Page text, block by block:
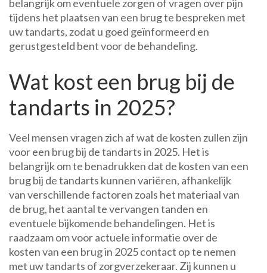
belangrijk om eventuele zorgen of vragen over pijn
tijdens het plaatsen van een brug te bespreken met
uw tandarts, zodat u goed geïnformeerd en
gerustgesteld bent voor de behandeling.
Wat kost een brug bij de
tandarts in 2025?
Veel mensen vragen zich af wat de kosten zullen zijn
voor een brug bij de tandarts in 2025. Het is
belangrijk om te benadrukken dat de kosten van een
brug bij de tandarts kunnen variëren, afhankelijk
van verschillende factoren zoals het materiaal van
de brug, het aantal te vervangen tanden en
eventuele bijkomende behandelingen. Het is
raadzaam om voor actuele informatie over de
kosten van een brug in 2025 contact op te nemen
met uw tandarts of zorgverzekeraar. Zij kunnen u